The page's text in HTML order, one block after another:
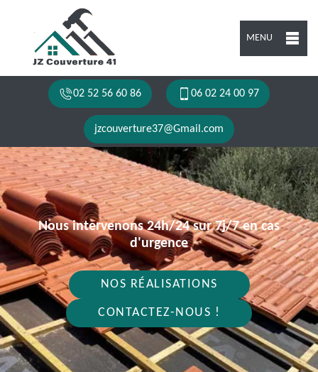
MENU
02 52 56 60 86 06 02 24 00 97
jzcouverture37@Gmail.com
Nous intervenons 24h/24 sur 7j/7 en cas
d'urgence
NOS RÉALISATIONS
CONTACTEZ-NOUS !